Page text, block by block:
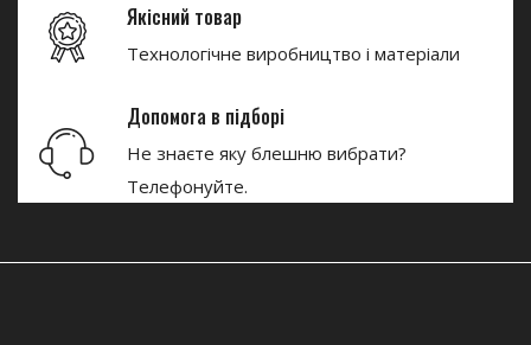
Якісний товар
Технологічне виробництво і матеріали
Допомога в підборі
Не знаєте яку блешню вибрати?
Телефонуйте.